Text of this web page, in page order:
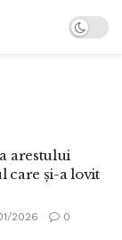
arestului
care și-a lovit
2026 0